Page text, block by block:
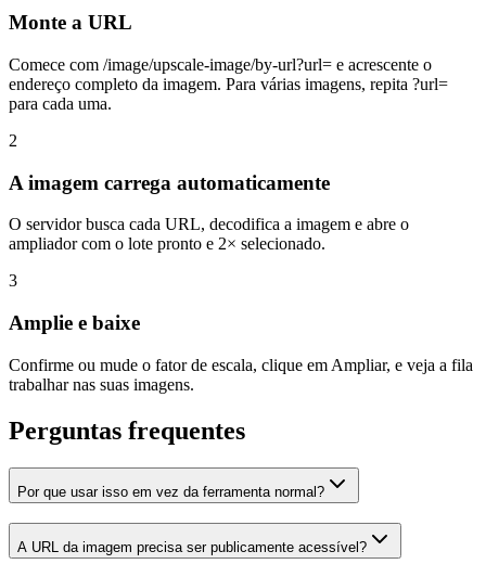
Monte a URL
Comece com /image/upscale-image/by-url?url= e acrescente o
endereço completo da imagem. Para várias imagens, repita ?url=
para cada uma.
2
A imagem carrega automaticamente
O servidor busca cada URL, decodifica a imagem e abre o
ampliador com o lote pronto e 2× selecionado.
3
Amplie e baixe
Confirme ou mude o fator de escala, clique em Ampliar, e veja a fila
trabalhar nas suas imagens.
Perguntas frequentes
Por que usar isso em vez da ferramenta normal?
A URL da imagem precisa ser publicamente acessível?